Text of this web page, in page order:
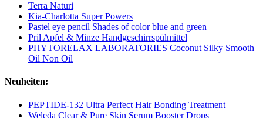
Terra Naturi
Kia-Charlotta Super Powers
Pastel eye pencil Shades of color blue and green
Pril Apfel & Minze Handgeschirrspülmittel
PHYTORELAX LABORATORIES Coconut Silky Smooth
Oil Non Oil
Neuheiten:
PEPTIDE-132 Ultra Perfect Hair Bonding Treatment
Weleda Clear & Pure Skin Serum Booster Drops